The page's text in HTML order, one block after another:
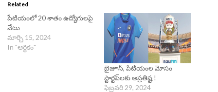
Related
పేటియంలో 20 శాతం ఉద్యోగులపై
వేటు
మార్చి 15, 2024
In "ఆర్థికం"
బైజూస్‌, పేటియంల మోసం
స్టార్టప్‌లకు అప్రతిష్ట !
ఫిబ్రవరి 29, 2024